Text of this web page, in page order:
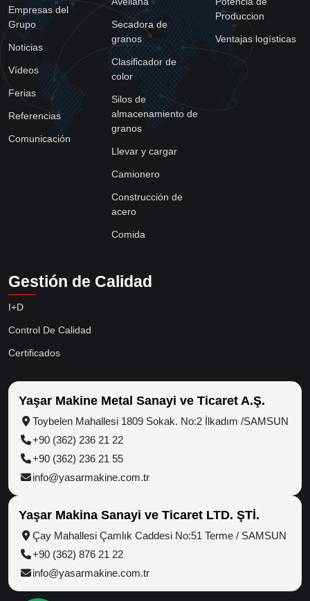
Empresas del
Grupo
Noticias
Vídeos
Ferias
Referencias
Comunicación
Secadora de
granos
Clasificador de
color
Silos de
almacenamiento de
granos
Llevar y cargar
Camionero
Construcción de
acero
Comida
Produccion
Ventajas logísticas
Gestión de Calidad
I+D
Control De Calidad
Certificados
Yaşar Makine Metal Sanayi ve Ticaret A.Ş.
Toybelen Mahallesi 1809 Sokak. No:2 İlkadım /SAMSUN
+90 (362) 236 21 22
+90 (362) 236 21 55
info@yasarmakine.com.tr
Yaşar Makina Sanayi ve Ticaret LTD. ŞTİ.
Çay Mahallesi Çamlık Caddesi No:51 Terme / SAMSUN
+90 (362) 876 21 22
info@yasarmakine.com.tr